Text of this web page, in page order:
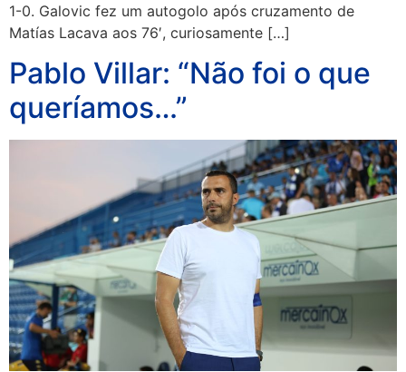
1-0. Galovic fez um autogolo após cruzamento de
Matías Lacava aos 76′, curiosamente […]
Pablo Villar: “Não foi o que
queríamos…”